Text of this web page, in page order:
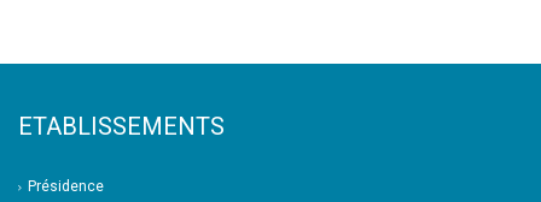
ETABLISSEMENTS
Présidence